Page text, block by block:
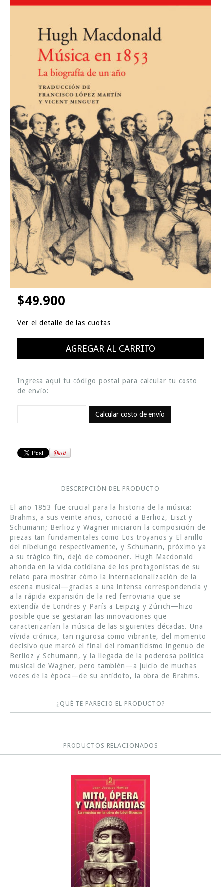
$49.900
Ver el detalle de las cuotas
Ingresa aquí tu código postal para calcular tu costo
de envío:
Calcular costo de envío
DESCRIPCIÓN DEL PRODUCTO
El año 1853 fue crucial para la historia de la música:
Brahms, a sus veinte años, conoció a Berlioz, Liszt y
Schumann; Berlioz y Wagner iniciaron la composición de
piezas tan fundamentales como Los troyanos y El anillo
del nibelungo respectivamente, y Schumann, próximo ya
a su trágico fin, dejó de componer. Hugh Macdonald
ahonda en la vida cotidiana de los protagonistas de su
relato para mostrar cómo la internacionalización de la
escena musical—gracias a una intensa correspondencia y
a la rápida expansión de la red ferroviaria que se
extendía de Londres y París a Leipzig y Zúrich—hizo
posible que se gestaran las innovaciones que
caracterizarían la música de las siguientes décadas. Una
vívida crónica, tan rigurosa como vibrante, del momento
decisivo que marcó el final del romanticismo ingenuo de
Berlioz y Schumann, y la llegada de la poderosa política
musical de Wagner, pero también—a juicio de muchas
voces de la época—de su antídoto, la obra de Brahms.
¿QUÉ TE PARECIO EL PRODUCTO?
PRODUCTOS RELACIONADOS